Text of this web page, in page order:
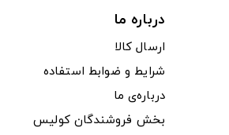
درباره ما
ارسال کالا
شرایط و ضوابط استفاده
درباره‌ی ما
بخش فروشندگان کولیس